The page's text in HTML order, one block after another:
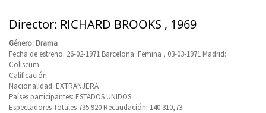
Director: RICHARD BROOKS , 1969
Género: Drama
Fecha de estreno: 26-02-1971 Barcelona: Femina , 03-03-1971 Madrid:
Coliseum
Calificación:
Nacionalidad: EXTRANJERA
Países participantes: ESTADOS UNIDOS
Espectadores Totales 735.920 Recaudación: 140.310,73